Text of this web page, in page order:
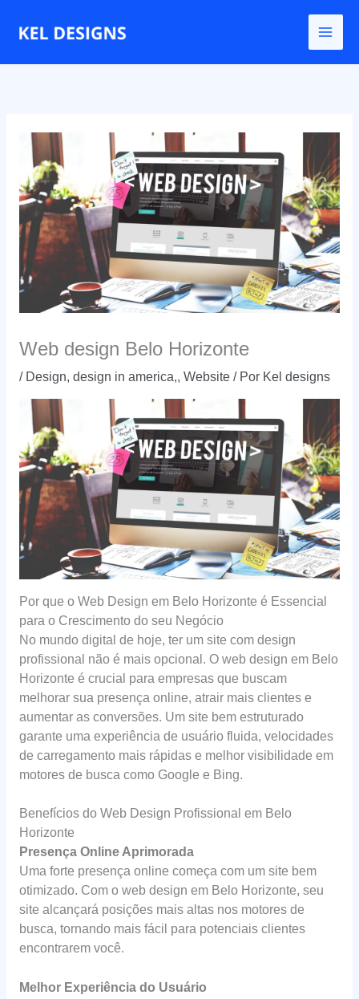
para
conteúdo
Web design Belo Horizonte
/ Design, design in america,, Website/ Por Kel designs
Por que o Web Design em Belo Horizonte é Essencial
para o Crescimento do seu Negócio
No mundo digital de hoje, ter um site com design
profissional não é mais opcional. O web design em Belo
Horizonte é crucial para empresas que buscam
melhorar sua presença online, atrair mais clientes e
aumentar as conversões. Um site bem estruturado
garante uma experiência de usuário fluida, velocidades
de carregamento mais rápidas e melhor visibilidade em
motores de busca como Google e Bing.
Benefícios do Web Design Profissional em Belo
Horizonte
Presença Online Aprimorada
Uma forte presença online começa com um site bem
otimizado. Com o web design em Belo Horizonte, seu
site alcançará posições mais altas nos motores de
busca, tornando mais fácil para potenciais clientes
encontrarem você.
Melhor Experiência do Usuário